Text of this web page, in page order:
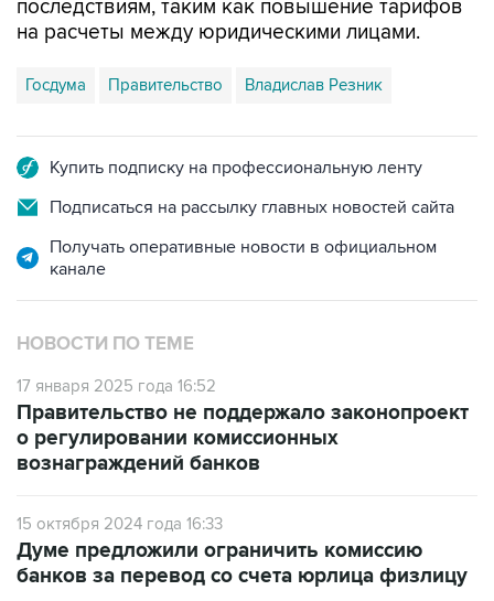
Госдума Правительство Владислав Резник
Подписаться на рассылку главных новостей сайта
Получать оперативные новости в официальном
НОВОСТИ ПО ТЕМЕ
17 января 2025 года 16:52
о регулировании комиссионных
вознаграждений банков
15 октября 2024 года 16:33
банков за перевод со счета юрлица физлицу